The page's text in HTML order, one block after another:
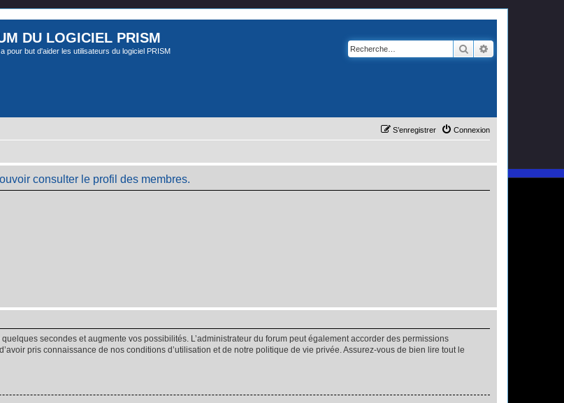
DU LOGICIEL PRISM
pour but d'aider les utilisateurs du logiciel PRISM Rechercher
Connexion
S’enregistrer
consulter le profil des membres.
secondes et augmente vos possibilités. L’administrateur du forum peut également accorder des permissions
pris connaissance de nos conditions d’utilisation et de notre politique de vie privée. Assurez-vous de bien lire tout le